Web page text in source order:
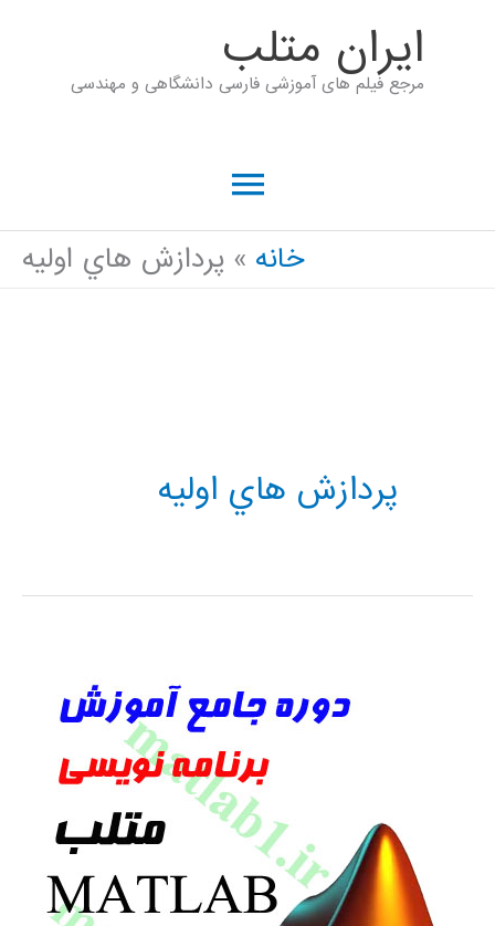
ايران متلب
مرجع فیلم های آموزشی فارسی دانشگاهی و مهندسی
فهرست
اصلیخانه پردازش هاي اوليه
پردازش هاي اوليه